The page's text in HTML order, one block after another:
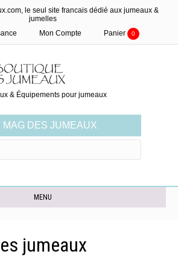
le seul site francais dédié aux jumeaux &
jumelles
Mon Compte Panier 0
& Équipements pour jumeaux
MAG DES JUMEAUX
MENU
jumeaux